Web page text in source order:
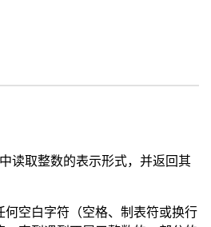
读取整数的表示形式，并返回其
空白字符（空格、制表符或换行